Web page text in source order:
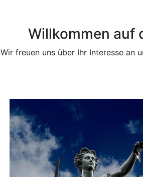
Willkommen auf
Wir freuen uns über Ihr Interesse an